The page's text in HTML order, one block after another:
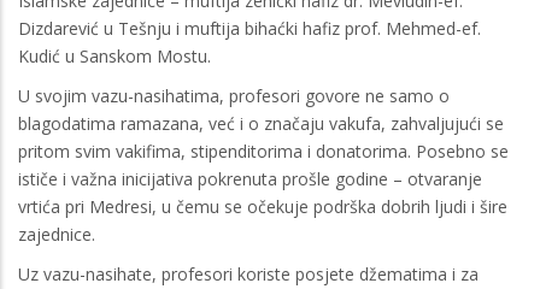
Dizdarević u Tešnju i muftija bihaćki hafiz prof. Mehmed-ef.
Kudić u Sanskom Mostu.
U svojim vazu-nasihatima, profesori govore ne samo o
blagodatima ramazana, već i o značaju vakufa, zahvaljujući se
pritom svim vakifima, stipenditorima i donatorima. Posebno se
ističe i važna inicijativa pokrenuta prošle godine – otvaranje
vrtića pri Medresi, u čemu se očekuje podrška dobrih ljudi i šire
zajednice.
Uz vazu-nasihate, profesori koriste posjete džematima i za